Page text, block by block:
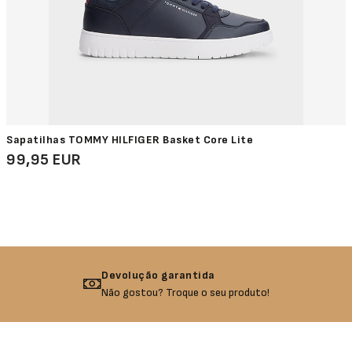
Sapatilhas TOMMY HILFIGER Basket Core Lite
99,95 EUR
Devolução garantida
Não gostou? Troque o seu produto!